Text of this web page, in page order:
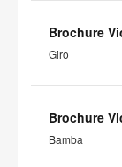
Giro
Bamba